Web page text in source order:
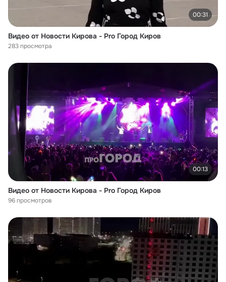
00:31
Видео от Новости Кирова - Pro Город Киров
283 просмотра
00:13
Видео от Новости Кирова - Pro Город Киров
96 просмотров